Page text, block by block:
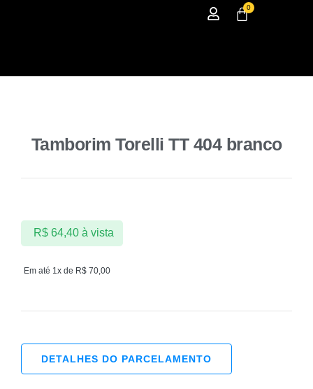
0
Tamborim Torelli TT 404 branco
Em até 1x de R$ 70,00
R$64,40 à vista
DETALHES DO PARCELAMENTO